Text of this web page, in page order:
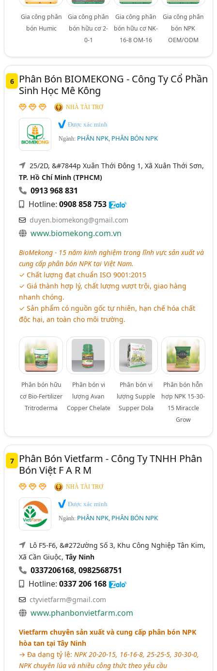
Gia công phân
bón Humic
Gia công phân
bón hữu cơ 2-
0-1
Gia công phân
bón hữu cơ NK-
16-8 OM-16
Gia công phân
bón NPK
OEM/ODM
6
Phân Bón BIOMEKONG - Công Ty Cổ Phần
Sinh Học Mê Kông
NHÀ TÀI TRỢ
Được xác minh
Ngành: PHÂN NPK, PHÂN BÓN NPK
25/2D, &#7844p Xuân Thới Đông 1, Xã Xuân Thới Sơn,
TP. Hồ Chí Minh (TPHCM)
0913 968 831
Hotline:0908 858 753
duyen.biomekong@gmail.com
www.biomekong.com.vn
BioMekong - 15 năm kinh nghiệm trong lĩnh vực sản xuất và
cung cấp phân bón NPK tại Việt Nam.
✓ Chất lượng đạt chuẩn ISO 9001:2015
✓ Giá thành hợp lý, chất lượng vượt trội, giao hàng
nhanh chóng.
✓ Sản phẩm có nguồn gốc tự nhiên, hạn chế hóa chất
độc hại, an toàn cho môi trường.
Phân bón hữu
cơ Bio-Fertilizer
Tritroderma
Phân bón vi
lượng Avan
Copper Chelate
Phân bón vi
lượng Supple
Supper Dola
Phân bón hỗn
hợp NPK 15-30-
15 Miraccle
Grow
7
Phân Bón Vietfarm - Công Ty TNHH Phân
Bón Việt F A R M
NHÀ TÀI TRỢ
Được xác minh
Ngành: PHÂN NPK, PHÂN BÓN NPK
Lô F5-F6, &#272ường Số 3, Khu Công Nghiệp Tân Kim,
Xã Cần Giuộc,Tây Ninh
0337206168,0982568751
Hotline:0337 206 168
ctyvietfarm@gmail.com
www.phanbonvietfarm.com
Vietfarm chuyên sản xuất và cung cấp phân bón NPK
hòa tan tại Tây Ninh
→ Đa dạng tỷ lệ:NPK 20-20-15, 16-16-8, 25-25-5, 30-30-0,
NPK chuyên lúa và nhiều công thức theo yêu cầu